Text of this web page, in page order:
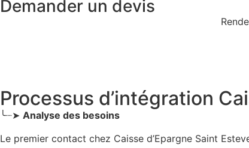
Demander un devis
Processus d’intégration
╰┈➤ Analyse des besoins
Le premier contact chez Caisse d’Epargne Saint